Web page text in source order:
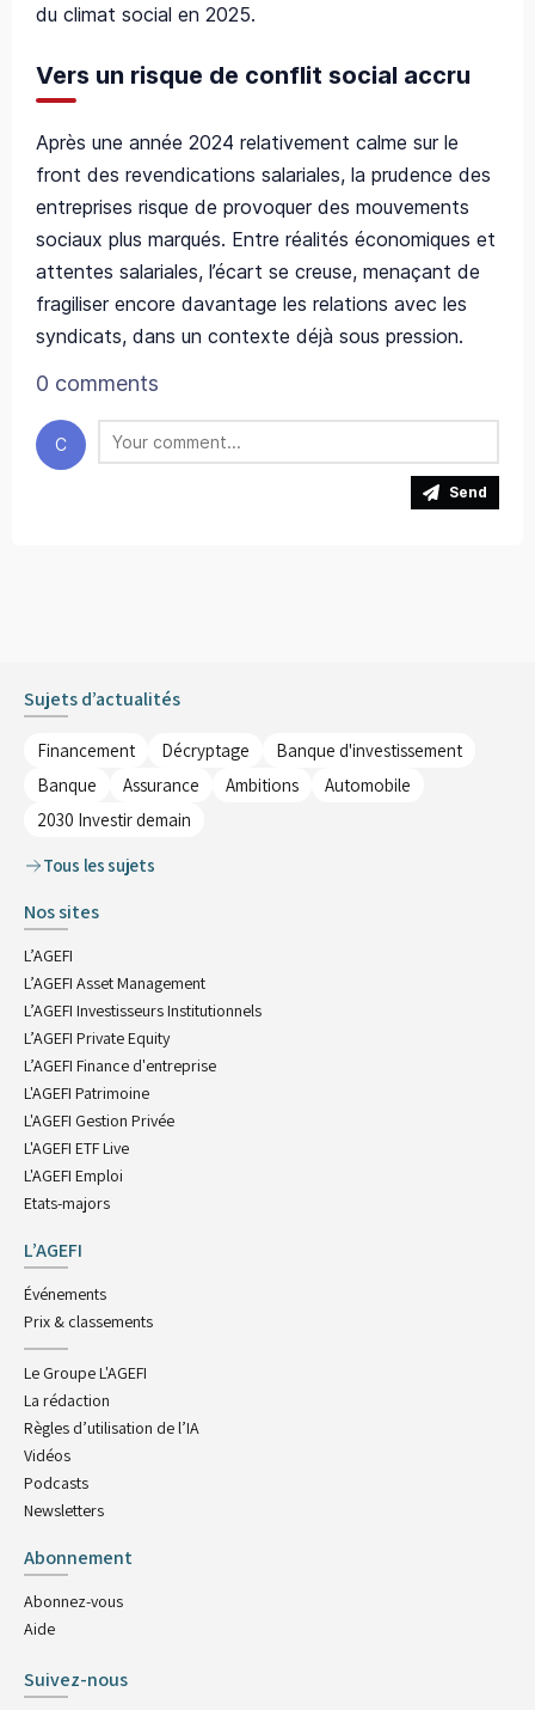
du climat social en 2025.
Vers un risque de conflit social accru
Après une année 2024 relativement calme sur le
front des revendications salariales, la prudence des
entreprises risque de provoquer des mouvements
sociaux plus marqués. Entre réalités économiques et
attentes salariales, l’écart se creuse, menaçant de
fragiliser encore davantage les relations avec les
syndicats, dans un contexte déjà sous pression.
0 comments
C
Send
Sujets d’actualités
Financement Décryptage
Banque d'investissement
Banque
Assurance Ambitions
Automobile
2030 Investir demain
Tous les sujets
Nos sites
L’AGEFI
L’AGEFI Asset Management
L’AGEFI Investisseurs Institutionnels
L’AGEFI Private Equity
L’AGEFI Finance d'entreprise
L'AGEFI Patrimoine
L'AGEFI Gestion Privée
L'AGEFI ETF Live
L'AGEFI Emploi
Etats-majors
L’AGEFI
Événements
Prix & classements
Le Groupe L'AGEFI
La rédaction
Règles d’utilisation de l’IA
Vidéos
Podcasts
Newsletters
Abonnement
Abonnez-vous
Aide
Suivez-nous